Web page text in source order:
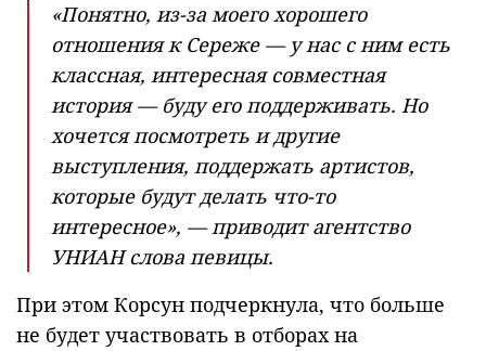
«Понятно, из-за моего хорошего
отношения к Сереже — у нас с ним есть
классная, интересная совместная
история — буду его поддерживать. Но
хочется посмотреть и другие
выступления, поддержать артистов,
которые будут делать что-то
интересное», — приводит агентство
УНИАН слова певицы.
При этом Корсун подчеркнула, что больше
не будет участвовать в отборах на